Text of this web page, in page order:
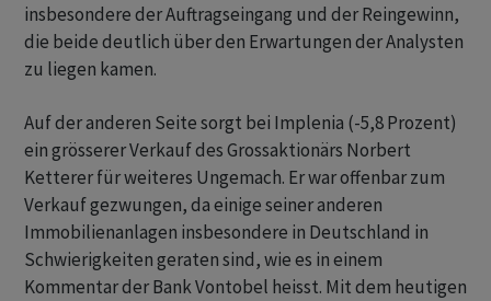
insbesondere der Auftragseingang und der Reingewinn,
die beide deutlich über den Erwartungen der Analysten
zu liegen kamen.
Auf der anderen Seite sorgt bei Implenia (-5,8 Prozent)
ein grösserer Verkauf des Grossaktionärs Norbert
Ketterer für weiteres Ungemach. Er war offenbar zum
Verkauf gezwungen, da einige seiner anderen
Immobilienanlagen insbesondere in Deutschland in
Schwierigkeiten geraten sind, wie es in einem
Kommentar der Bank Vontobel heisst. Mit dem heutigen